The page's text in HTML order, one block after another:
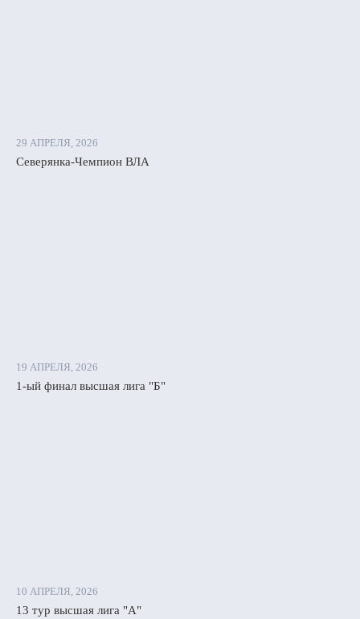
29 АПРЕЛЯ, 2026
Северянка-Чемпион ВЛА
19 АПРЕЛЯ, 2026
1-ый финал высшая лига "Б"
10 АПРЕЛЯ, 2026
13 тур высшая лига "А"